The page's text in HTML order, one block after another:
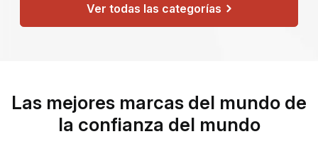
Ver todas las categorías
Las mejores marcas del mundo de
la confianza del mundo
SPANISH
Este sitio web usa cookies para mejorar la
experiencia del usuario. Al utilizar nuestro
sitio web, usted acepta todas las cookies de